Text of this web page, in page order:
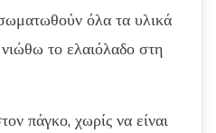
όλα τα υλικά
το ελαιόλαδο στη
πάγκο, χωρίς να είναι